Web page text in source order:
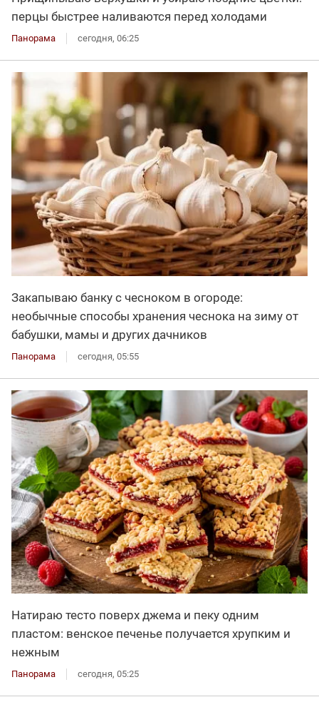
перцы быстрее наливаются перед холодами
Панорама сегодня, 06:25
Закапываю банку с чесноком в огороде:
необычные способы хранения чеснока на зиму от
бабушки, мамы и других дачников
Панорама сегодня, 05:55
Натираю тесто поверх джема и пеку одним
пластом: венское печенье получается хрупким и
нежным
Панорама сегодня, 05:25